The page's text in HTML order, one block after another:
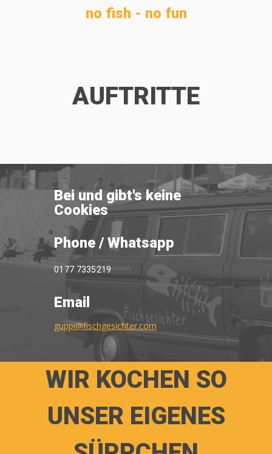
no fish - no fun
AUFTRITTE
Bei und gibt's keine
Cookies
Phone / Whatsapp
0177 7335219
Email
guppi@fischgesichter.com
WIR KOCHEN SO
UNSER EIGENES